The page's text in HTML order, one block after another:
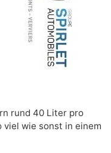
rund 40 Liter pro
wie sonst in einem